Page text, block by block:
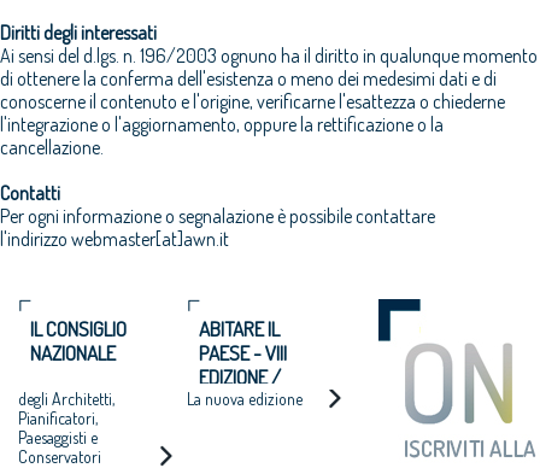
Diritti degli interessati
Ai sensi del d.lgs. n. 196/2003 ognuno ha il diritto in qualunque momento
di ottenere la conferma dell'esistenza o meno dei medesimi dati e di
conoscerne il contenuto e l'origine, verificarne l'esattezza o chiederne
l'integrazione o l'aggiornamento, oppure la rettificazione o la
cancellazione.
Contatti
Per ogni informazione o segnalazione è possibile contattare
l'indirizzo webmaster[at]awn.it
IL CONSIGLIO
NAZIONALE
degli Architetti,
Pianificatori,
Paesaggisti e
Conservatori
ABITARE IL
PAESE - VIII
EDIZIONE /
2025-2026
La nuova edizione